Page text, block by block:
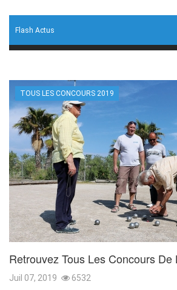
Flash Actus
TOUS LES CONCOURS 2019
Retrouvez Tous Les Concours De
Juil 07, 2019 6532